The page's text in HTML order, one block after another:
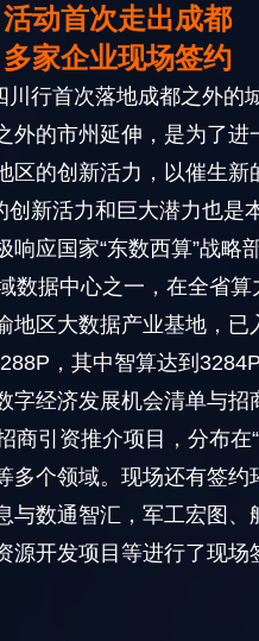
活动首次走出成都
多家企业现场签约
行首次落地成都之外的
的市州延伸，是为了进
的创新活力，以催生新
新活力和巨大潜力也是
应国家“东数西算”战略
数据中心之一，在全省算
地区大数据产业基地，已
，其中智算达到
字经济发展机会清单与
引资推介项目，分布在
个领域。现场还有签约
与数通智汇，军工宏图、
开发项目等进行了现场